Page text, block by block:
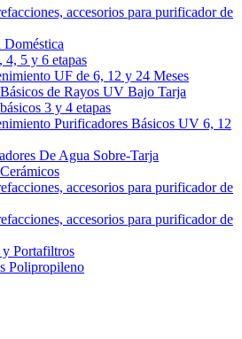
accesorios para purificador de
4, 5 y 6 etapas
UF de 6, 12 y 24 Meses
de Rayos UV Bajo Tarja
3 y 4 etapas
Purificadores Básicos UV 6, 12
De Agua Sobre-Tarja
accesorios para purificador de
accesorios para purificador de
y Portafiltros
Polipropileno